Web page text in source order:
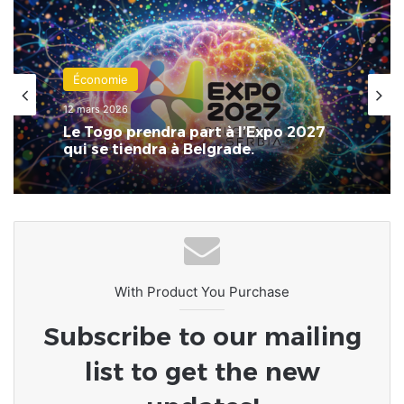
Économie
12 mars 2026
Le Togo prendra part à l’Expo 2027
qui se tiendra à Belgrade.
Internationale
7 décembre 2025
Tentative de coup d’État échouée au
Bénin
With Product You Purchase
Subscribe to our mailing
list to get the new